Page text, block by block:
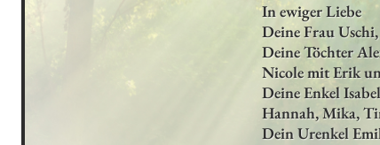
In ewiger Liebe
Deine Frau Uschi,
Deine Töchter
Nicole mit Erik
Deine Enkel
Hannah, Mika,
Dein Urenkel